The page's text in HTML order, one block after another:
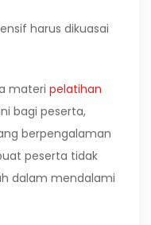
harus dikuasai
materi pelatihan
bagi peserta,
berpengalaman
peserta tidak
dalam mendalami